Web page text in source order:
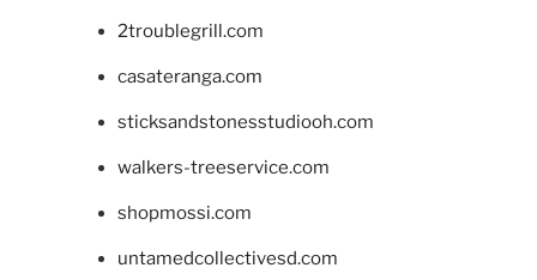
2troublegrill.com
casateranga.com
sticksandstonesstudiooh.com
walkers-treeservice.com
shopmossi.com
untamedcollectivesd.com